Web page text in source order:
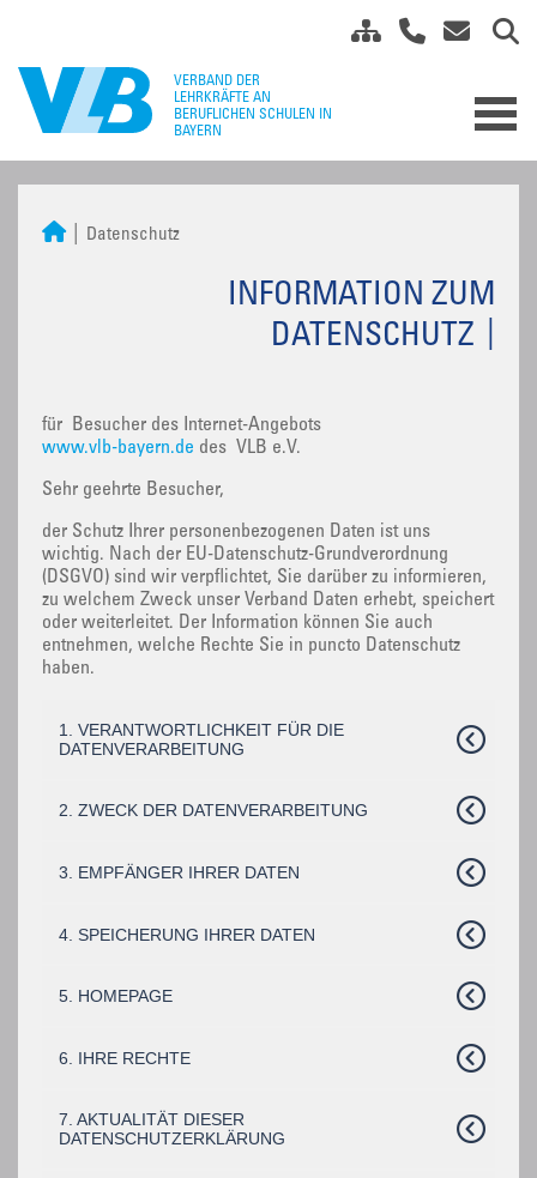
Datenschutz
INFORMATION ZUM
DATENSCHUTZ
für Besucher des Internet-Angebots
www.vlb-bayern.de des VLB e.V.
Sehr geehrte Besucher,
der Schutz Ihrer personenbezogenen Daten ist uns
wichtig. Nach der EU-Datenschutz-Grundverordnung
(DSGVO) sind wir verpflichtet, Sie darüber zu informieren,
zu welchem Zweck unser Verband Daten erhebt, speichert
oder weiterleitet. Der Information können Sie auch
entnehmen, welche Rechte Sie in puncto Datenschutz
haben.
1. VERANTWORTLICHKEIT FÜR DIE
DATENVERARBEITUNG
2. ZWECK DER DATENVERARBEITUNG
3. EMPFÄNGER IHRER DATEN
4. SPEICHERUNG IHRER DATEN
5. HOMEPAGE
6. IHRE RECHTE
7. AKTUALITÄT DIESER
DATENSCHUTZERKLÄRUNG